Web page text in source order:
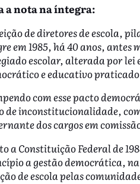
a nota na íntegra:
de diretores de escola,
em 1985, há 40 anos, antes
escolar, alterada por lei
e educativo praticado
com esse pacto
de inconstitucionalidade,
dos cargos em
a Constituição Federal de
a gestão democrática,
de escola pelas